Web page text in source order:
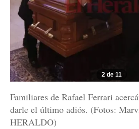
2 de 11
Familiares de Rafael Ferrari
darle el último adiós. (Fotos:
HERALDO)